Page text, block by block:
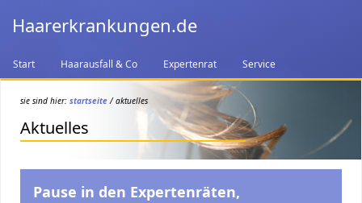
Haarerkrankungen.de
Start Haarausfall & Co Expertenrat Service
sie sind hier: startseite/ aktuelles
Aktuelles
Pause in den Expertenräten,